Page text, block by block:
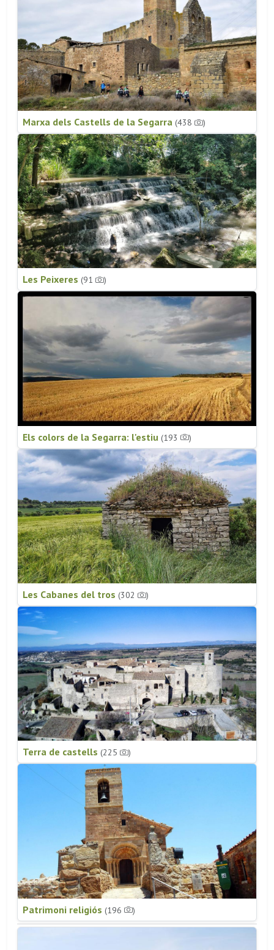
Marxa dels Castells de la Segarra (438 )
Les Peixeres (91 )
Els colors de la Segarra: l'estiu (193 )
Les Cabanes del tros (302 )
Terra de castells (225 )
Patrimoni religiós (196 )